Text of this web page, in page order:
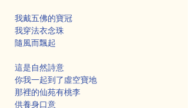
我戴五佛的寶冠
我穿法衣念珠
隨風而飄起
這是自然詩意
你我一起到了虛空寶地
那裡的仙苑有桃李
供養身口意